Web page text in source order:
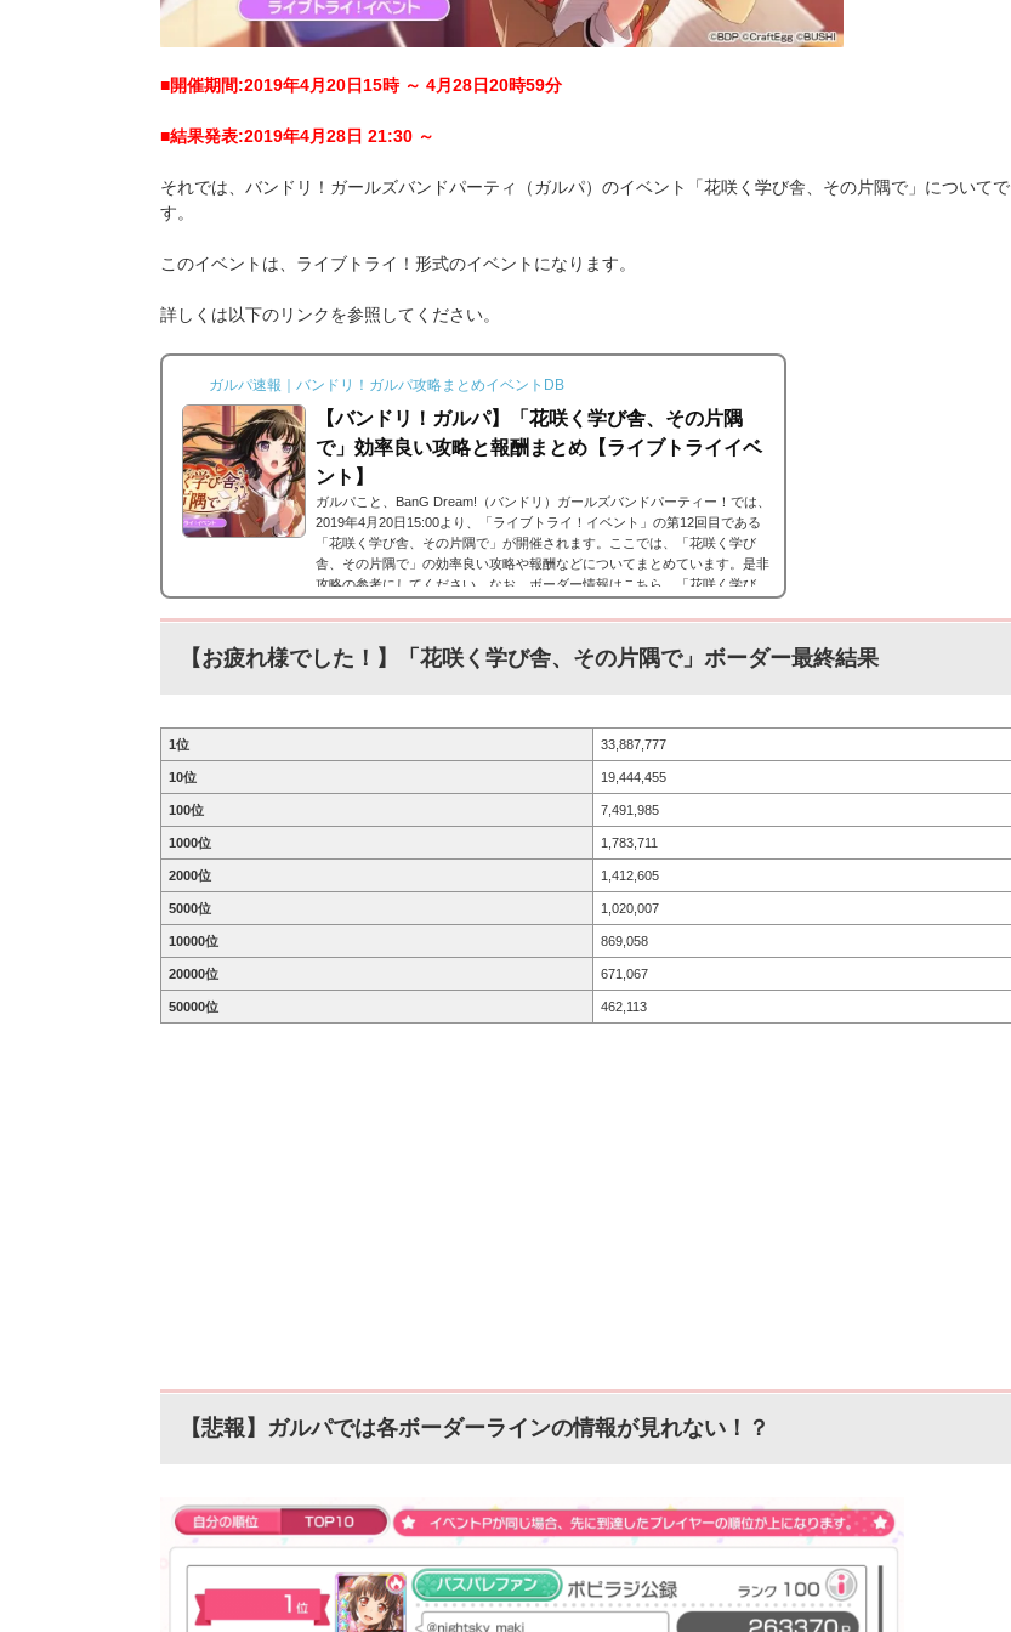
■開催期間:2019年4月20日15時 ～ 4月28日20時59分
■結果発表:2019年4月28日 21:30 ～
それでは、バンドリ！ガールズバンドパーティ（ガルパ）のイベント「花咲く学び舎、その片隅で」についてで
す。
このイベントは、ライブトライ！形式のイベントになります。
詳しくは以下のリンクを参照してください。
ガルパ速報｜バンドリ！ガルパ攻略まとめイベントDB
【バンドリ！ガルパ】「花咲く学び舎、その片隅
で」効率良い攻略と報酬まとめ【ライブトライイベ
ント】
ガルパこと、BanG Dream!（バンドリ）ガールズバンドパーティー！では、
2019年4月20日15:00より、「ライブトライ！イベント」の第12回目である
「花咲く学び舎、その片隅で」が開催されます。ここでは、「花咲く学び
舎、その片隅で」の効率良い攻略や報酬などについてまとめています。是非
攻略の参考にしてください。なお、ボーダー情報はこちら。「花咲く学び
結果発表:2019年4月28日 21:30 ～ それでは、バンドリ！ガールズバンドパー
ティ（ガルパ）に行われる「...
【お疲れ様でした！】「花咲く学び舎、その片隅で」ボーダー最終結果
1位 33,887,777
10位 19,444,455
100位 7,491,985
1000位 1,783,711
2000位 1,412,605
5000位 1,020,007
10000位 869,058
20000位 671,067
50000位 462,113
【悲報】ガルパでは各ボーダーラインの情報が見れない！？